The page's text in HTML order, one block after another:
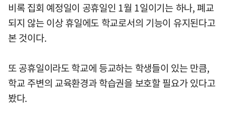
비록 집회 예정일이 공휴일인 1월 1일이기는 하나, 폐교
되지 않는 이상 휴일에도 학교로서의 기능이 유지된다고
본 것이다.
또 공휴일이라도 학교에 등교하는 학생들이 있는 만큼,
학교 주변의 교육환경과 학습권을 보호할 필요가 있다고
봤다.